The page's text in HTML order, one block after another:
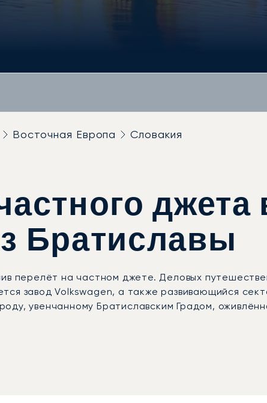
Восточная Европа Словакия
джета
Братиславы
перелёт на частном джете. Деловых
завод Volkswagen, а также развивающийся
увенчанному Братиславским Градом,
всего в 15–20 минутах от центра города